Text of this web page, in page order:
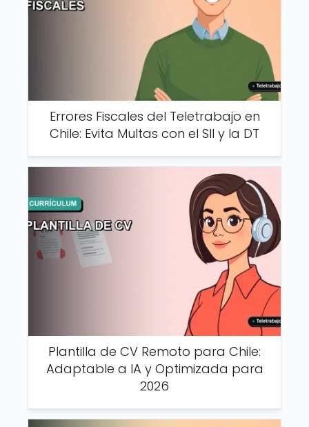
Errores Fiscales del Teletrabajo en
Chile: Evita Multas con el SII y la DT
Plantilla de CV Remoto para Chile:
Adaptable a IA y Optimizada para
2026